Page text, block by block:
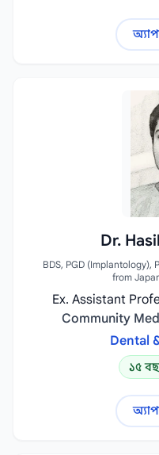
Dr.
BDS, PGD (Implantology),
from
Ex. Assistant
Community
Dental
১৫